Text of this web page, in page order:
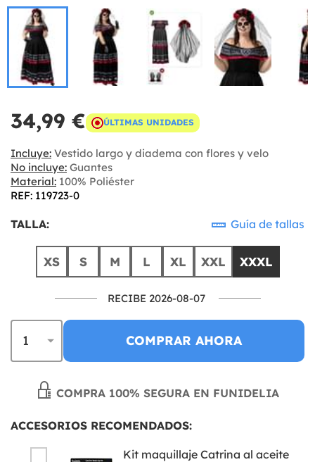
34,99 € ÚLTIMAS UNIDADES
Incluye: Vestido largo y diadema con flores y velo
No incluye: Guantes
Material: 100% Poliéster
REF: 119723-0
TALLA: Guía de tallas
XS S M L XL XXL XXXL
RECIBE 2026-08-07
COMPRAR AHORA
COMPRA 100% SEGURA EN FUNIDELIA
ACCESORIOS RECOMENDADOS:
Kit maquillaje Catrina al aceite